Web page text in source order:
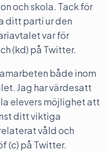
och skola. Tack för
ditt parti ur den
var för
(kd) på Twitter.
både inom
Jag har värdesatt
elevers möjlighet att
ditt viktiga
våld och
(c) på Twitter.